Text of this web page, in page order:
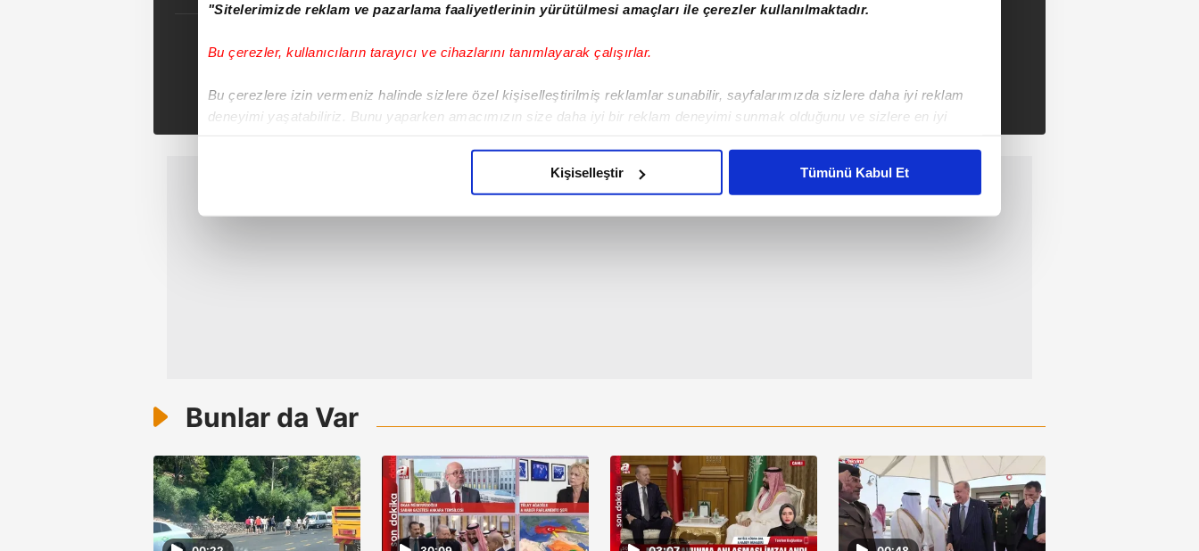
"Sitelerimizde reklam ve pazarlama faaliyetlerinin yürütülmesi amaçları ile çerezler kullanılmaktadır.
Bu çerezler, kullanıcıların tarayıcı ve cihazlarını tanımlayarak çalışırlar.
Bu çerezlere izin vermeniz halinde sizlere özel kişiselleştirilmiş reklamlar sunabilir, sayfalarımızda sizlere daha iyi reklam
deneyimi yaşatabiliriz. Bunu yaparken amacımızın size daha iyi bir reklam deneyimi sunmak olduğunu ve sizlere en iyi
6698 sayılı Kişisel Verilerin Korunması Kanunu uyarınca hazırlanmış Aydınlatma Metnimizi okumak ve sitemizde ilgili
Kişiselleştir Tümünü Kabul Et
Hasan Demir
Bunlar da Var